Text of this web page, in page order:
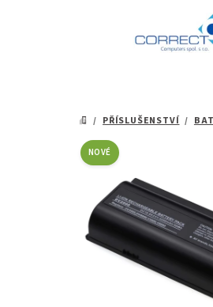
DOMŮ
/ PŘÍSLUŠENSTVÍ /
NOVÉ
hvězdiček.